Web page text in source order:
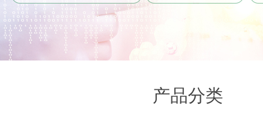
产品分类